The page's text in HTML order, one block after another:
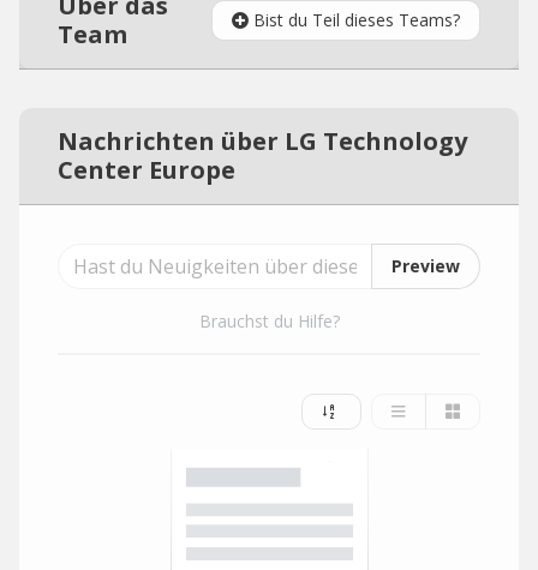
Team
Bist du Teil dieses Teams?
Nachrichten über LG Technology
Center Europe
Preview
Brauchst du Hilfe?